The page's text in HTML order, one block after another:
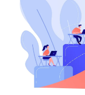
ヴィジョナリー
ゲーム業界の自
忙しい社会人でも
【4ステップ】
り
方法1〜3｜読書
取得（費用相場